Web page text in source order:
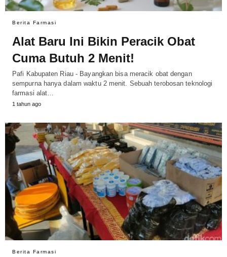
Berita Farmasi
Alat Baru Ini Bikin Peracik Obat
Cuma Butuh 2 Menit!
Pafi Kabupaten Riau - Bayangkan bisa meracik obat dengan
sempurna hanya dalam waktu 2 menit. Sebuah terobosan teknologi
farmasi alat…
1 tahun ago
Berita Farmasi